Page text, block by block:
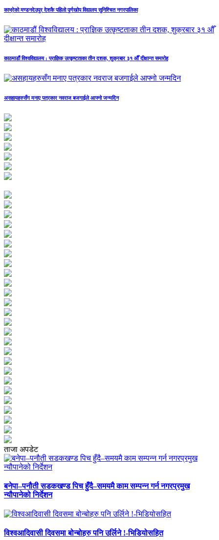
काभ्रेको मण्डनदेउपुर देशकै पहिलो पूर्णखोप विद्यालय सुनिश्चित नगरपालिका
काठमाडौं विश्वविद्यालय : प्राज्ञिक उत्कृष्टताका तीन दशक, शुक्रबार ३१ औँ दीक्षान्त समारोह
असहायहरुसँग मनाए पत्रकार नवराज बजगाईले आफ्नो जन्मदिन
ताजा अपडेट
बनेपा–पनौती सडकखण्ड पिच हुँदै–समयमै काम सम्पन्न गर्न नगरप्रमुख
न्यौपानेको निर्देशन
विश्वआदिवासी दिवसमा बोन्बोहरु पनि उर्लिने !-भिडियोसहित